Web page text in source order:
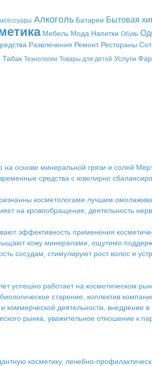
Алкоголь Батареи Бытовая
Мебель Мода Напитки Обувь
Развлечения Ремонт Рестораны
Табак Технологии Товары для детей Услуги
основе минеральной грязи и солей
средства с ювелирно
косметологами лучшим
на кровообращение, деятельность
эффективность применения
кожу минералами, ощутимо
сосудам, стимулируют рост волос и
успешно работает на косметическом
старение, коллектив
деятельности, внедрение в
рынка, уважительное отношение к
косметику, лечебно-